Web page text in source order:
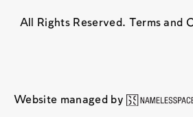
© 2020 All Rights Reserved. Terms
Website managed by